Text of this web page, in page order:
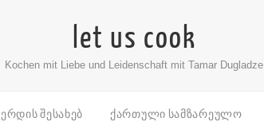
let us cook
Kochen mit Liebe und Leidenschaft mit Tamar Dugladze
ᲨᲔᲡᲐᲮᲔᲑ ᲥᲐᲠᲗᲣᲚᲘ ᲡᲐᲛᲖᲐᲠᲔᲣᲚᲝ